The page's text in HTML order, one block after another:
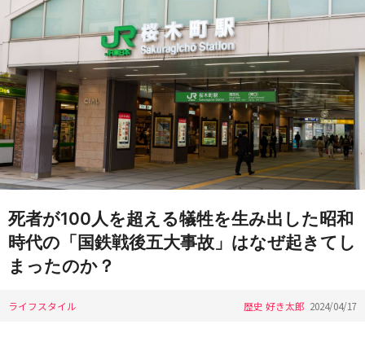
死者が100人を超える犠牲を生み出した昭和
時代の「国鉄戦後五大事故」はなぜ起きてし
まったのか？
ライフスタイル 歴史 好き太郎 2024/04/17